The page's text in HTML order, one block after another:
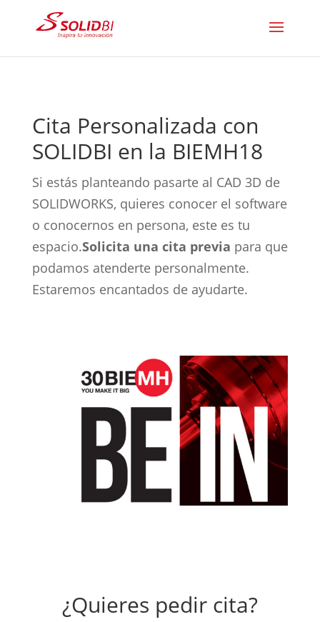
Cita Personalizada con
SOLIDBI en la BIEMH18
Si estás planteando pasarte al CAD 3D de
SOLIDWORKS, quieres conocer el software
o conocernos en persona, este es tu
espacio.Solicita una cita previa para que
podamos atenderte personalmente.
Estaremos encantados de ayudarte.
¿Quieres pedir cita?